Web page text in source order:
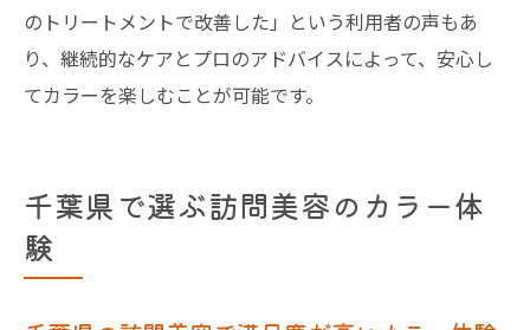
のトリートメントで改善した」という利用者の声もあ
り、継続的なケアとプロのアドバイスによって、安心し
てカラーを楽しむことが可能です。
千葉県で選ぶ訪問美容のカラー体
験